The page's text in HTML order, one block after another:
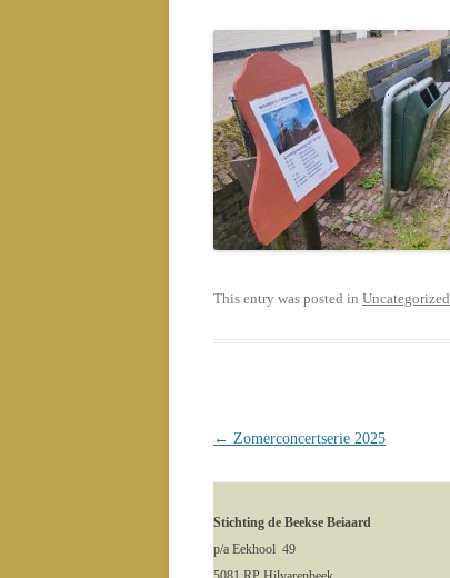
This entry was posted in Uncategorized
Post
← Zomerconcertserie 2025
Stichting de Beekse Beiaard
p/a Eekhool 49